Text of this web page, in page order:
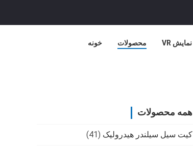
خونه محصولات نمایش VR
همه محصولات
کیت سیل سیلندر هیدرولیک (41)